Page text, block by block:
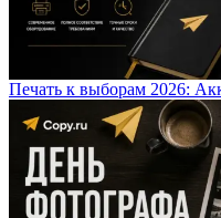
Печать к выборам 2026: